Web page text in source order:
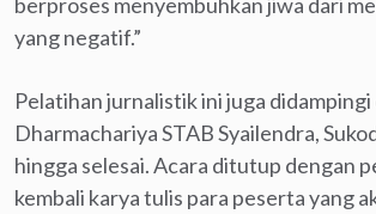
yang negatif.”
Pelatihan jurnalistik ini juga
Dharmachariya STAB Syailendra,
hingga selesai. Acara ditutup dengan
kembali karya tulis para peserta yang